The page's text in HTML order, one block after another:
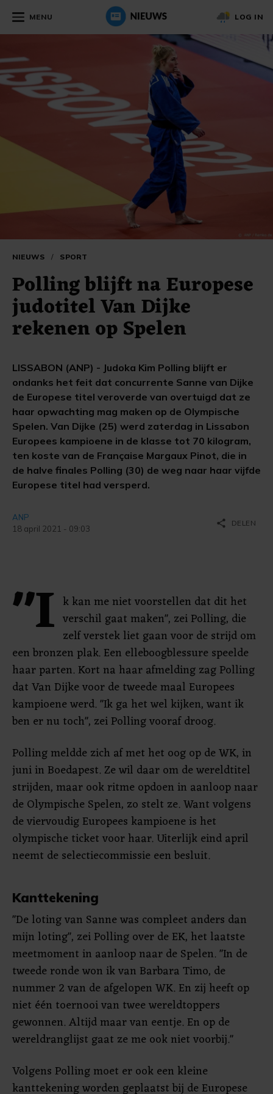
MENU LOG IN
NIEUWS / SPORT
Polling blijft na Europese
judotitel Van Dijke
rekenen op Spelen
LISSABON (ANP) - Judoka Kim Polling blijft er
ondanks het feit dat concurrente Sanne van Dijke
de Europese titel veroverde van overtuigd dat ze
haar opwachting mag maken op de Olympische
Spelen. Van Dijke (25) werd zaterdag in Lissabon
Europees kampioene in de klasse tot 70 kilogram,
ten koste van de Française Margaux Pinot, die in
de halve finales Polling (30) de weg naar haar vijfde
Europese titel had versperd.
ANP
18 april 2021 - 09:03
share DELEN
"I k kan me niet voorstellen dat dit het
verschil gaat maken", zei Polling, die
zelf verstek liet gaan voor de strijd om
een bronzen plak. Een elleboogblessure speelde
haar parten. Kort na haar afmelding zag Polling
dat Van Dijke voor de tweede maal Europees
kampioene werd. "Ik ga het wel kijken, want ik
ben er nu toch", zei Polling vooraf droog.
Polling meldde zich af met het oog op de WK, in
juni in Boedapest. Ze wil daar om de wereldtitel
strijden, maar ook ritme opdoen in aanloop naar
de Olympische Spelen, zo stelt ze. Want volgens
de viervoudig Europees kampioene is het
olympische ticket voor haar. Uiterlijk eind april
neemt de selectiecommissie een besluit.
Kanttekening
"De loting van Sanne was compleet anders dan
mijn loting", zei Polling over de EK, het laatste
meetmoment in aanloop naar de Spelen. "In de
tweede ronde won ik van Barbara Timo, de
nummer 2 van de afgelopen WK. En zij heeft op
niet één toernooi van twee wereldtoppers
gewonnen. Altijd maar van eentje. En op de
wereldranglijst gaat ze me ook niet voorbij."
Volgens Polling moet er ook een kleine
kanttekening worden geplaatst bij de Europese